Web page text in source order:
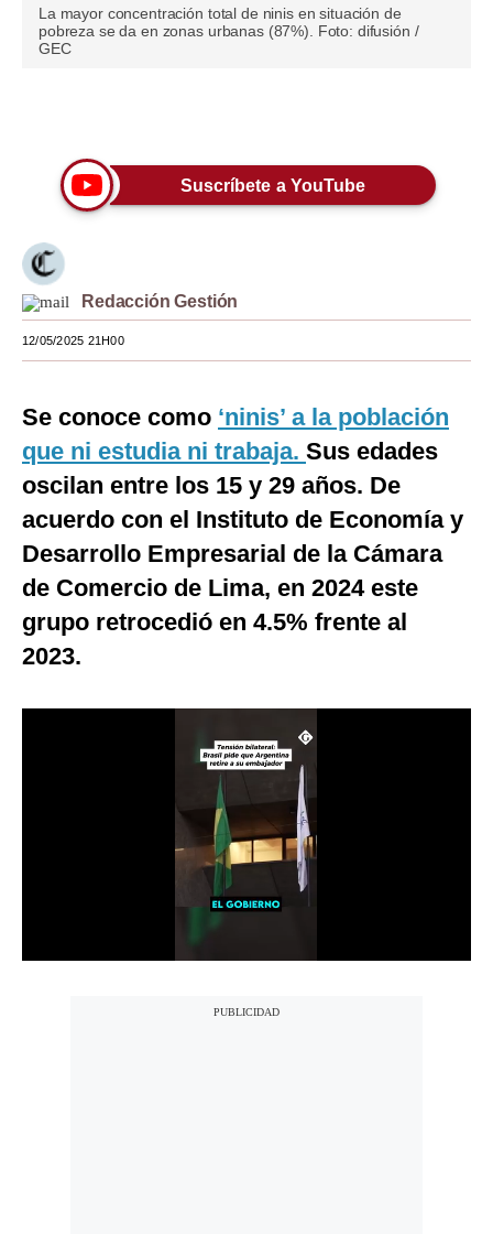
Editorial
Pregunta de hoy
Lujo
Moda
Estilos
Mundo
México
España
Tecnología
Club del Suscriptor
La mayor concentración total de ninis en situación de
pobreza se da en zonas urbanas (87%). Foto: difusión /
GEC
Suscríbete a YouTube
Redacción Gestión
12/05/2025 21H00
Se conoce como ‘ninis’ a la población
que ni estudia ni trabaja. Sus edades
oscilan entre los 15 y 29 años. De
acuerdo con el Instituto de Economía y
Desarrollo Empresarial de la Cámara
de Comercio de Lima, en 2024 este
grupo retrocedió en 4.5% frente al
2023.